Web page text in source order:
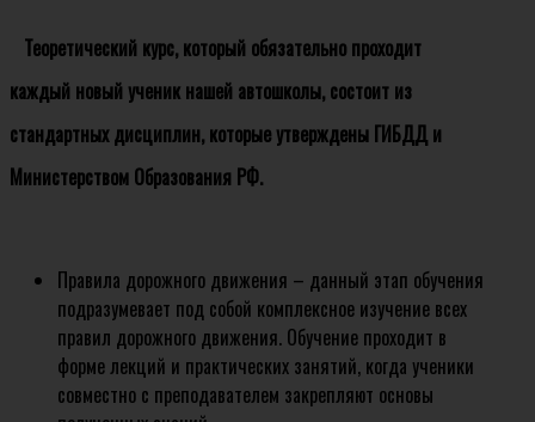
Теоретический курс, который обязательно проходит
каждый новый ученик нашей автошколы, состоит из
стандартных дисциплин, которые утверждены ГИБДД и
Министерством Образования РФ.
Правила дорожного движения – данный этап обучения
подразумевает под собой комплексное изучение всех
правил дорожного движения. Обучение проходит в
форме лекций и практических занятий, когда ученики
совместно с преподавателем закрепляют основы